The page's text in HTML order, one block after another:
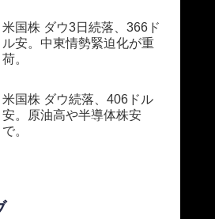
米国株 ダウ3日続落、366ド
ル安。中東情勢緊迫化が重
荷。
米国株 ダウ続落、406ドル
安。原油高や半導体株安
で。